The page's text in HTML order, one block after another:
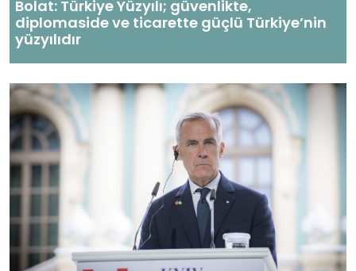
Bolat: Türkiye Yüzyılı; güvenlikte,
diplomaside ve ticarette güçlü Türkiye’nin
yüzyılıdır